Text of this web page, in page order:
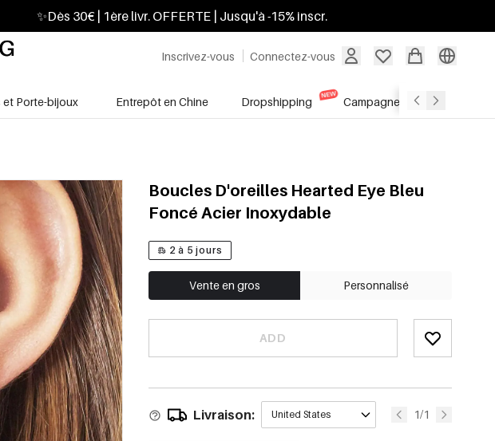
✨Dès 30€ | 1ère livr. OFFERTE | Jusqu'à -15% inscr.
Inscrivez-vous Connectez-vous
et Porte-bijoux Entrepôt en Chine Dropshipping Campagnes Soldes
Boucles D'oreilles Hearted Eye Bleu
Foncé Acier Inoxydable
2 à 5 jours
Vente en gros Personnalisé
ADD
Livraison: United States 1/1